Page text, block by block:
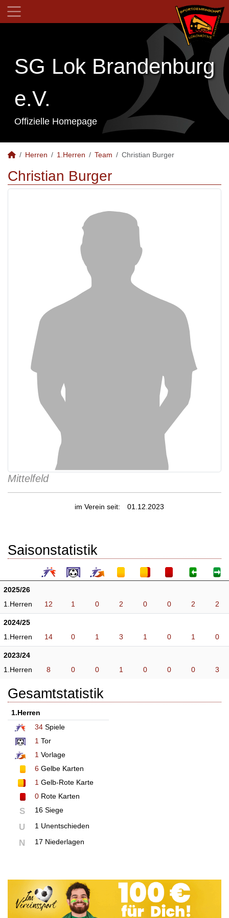
SG Lok Brandenburg
e.V.
Offizielle Homepage
Herren 1.Herren Team Christian Burger
Christian Burger
Mittelfeld
im Verein seit: 01.12.2023
Saisonstatistik
2025/26
1.Herren
12 1 0 2 0 0 2 2
2024/25
1.Herren
14 0 1 3 1 0 1 0
2023/24
1.Herren
8 0 0 1 0 0 0 3
Gesamtstatistik
1.Herren
34 Spiele
1 Tor
1 Vorlage
6 Gelbe Karten
1 Gelb-Rote Karte
0 Rote Karten
S 16 Siege
U 1 Unentschieden
N 17 Niederlagen